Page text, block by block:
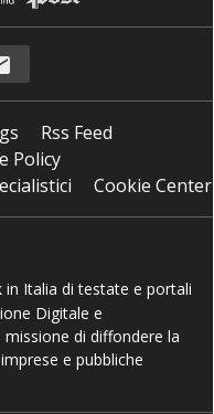
Rss Feed
Policy
Cookie Center
in Italia di testate e portali
Digitale e
missione di diffondere la
e pubbliche